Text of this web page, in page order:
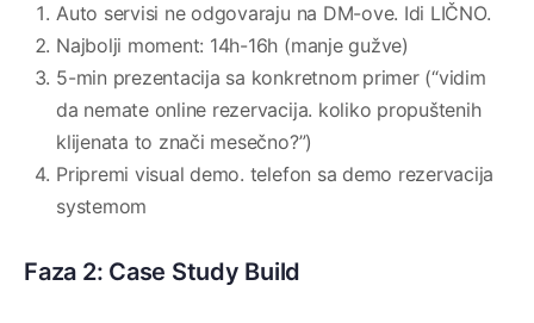
Auto servisi ne odgovaraju na DM-ove. Idi LIČNO.
Najbolji moment: 14h-16h (manje gužve)
5-min prezentacija sa konkretnom primer (“vidim
da nemate online rezervacija. koliko propuštenih
klijenata to znači mesečno?”)
Pripremi visual demo. telefon sa demo rezervacija
systemom
Faza 2: Case Study Build